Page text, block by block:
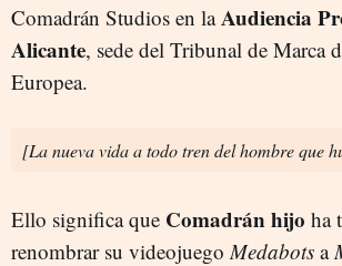
Comadrán Studios en laAudiencia
Alicante, sede del Tribunal de Marca
Europea.
[La nueva vida a todo tren del hombre que
Ello significa que Comadránhijo ha
renombrar su videojuego Medabots a